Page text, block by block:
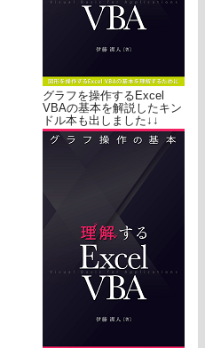
グラフを操作するExcel
VBAの基本を解説したキン
ドル本も出しました↓↓